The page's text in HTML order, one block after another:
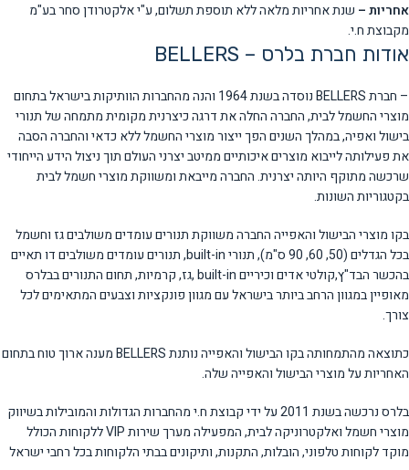
אחריות – שנת אחריות מלאה ללא תוספת תשלום, ע"י אלקטרודן סחר בע"מ
מקבוצת ח.י.
אודות חברת בלרס – BELLERS
– חברת BELLERS נוסדה בשנת 1964 והנה מהחברות הוותיקות בישראל בתחום
מוצרי החשמל לבית, החברה החלה את דרגה כיצרנית מקומית מתמחה של תנורי
בישול ואפיה, במהלך השנים הפך ייצור מוצרי החשמל ללא כדאי והחברה הסבה
את פעילותה לייבוא מוצרים איכותיים ממיטב יצרני העולם תוך ניצול הידע הייחודי
שרכשה מתוקף היותה יצרנית. החברה מייבאת ומשווקת מוצרי חשמל לבית
בקטגוריות השונות.
בקו מוצרי הבישול והאפייה החברה משווקת תנורים עומדים משולבים גז וחשמל
בכל הגדלים (50, 60, 90 ס"מ), תנורי built-in, תנורים עומדים משולבים דו תאיים
בהכשר הבד"ץ,קולטי אדים וכיריים built-in ,גז, קרמיות, תחום התנורים בבלרס
מאופיין במגוון הרחב ביותר בישראל עם מגוון פונקציות וצבעים המתאימים לכל
צורך.
כתוצאה מהתמחותה בקו הבישול והאפייה נותנת BELLERS מענה ארוך טוח בתחום
האחריות על מוצרי הבישול והאפייה שלה.
בלרס נרכשה בשנת 2011 על ידי קבוצת ח.י מהחברות הגדולות והמובילות בשיווק
מוצרי חשמל ואלקטרוניקה לבית, המפעילה מערך שירות VIP ללקוחות הכולל
מוקד לקוחות טלפוני, הובלות, התקנות, ותיקונים בבתי הלקוחות בכל רחבי ישראל